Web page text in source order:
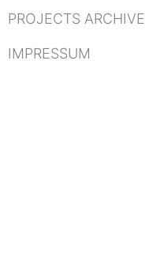
PROJECTS ARCHIVE
IMPRESSUM